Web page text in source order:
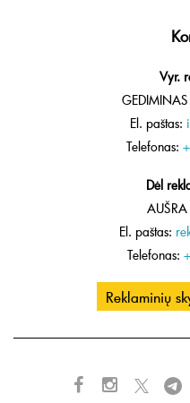
Vyr.
El. paštas:
Telefonas:
Dėl
AUŠRA
El. paštas:
Telefonas:
Reklaminių